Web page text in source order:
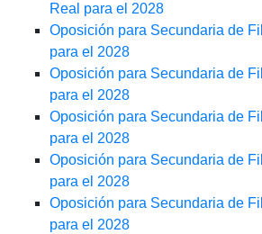
Real para el 2028
Oposición para Secundaria de
para el 2028
Oposición para Secundaria de
para el 2028
Oposición para Secundaria de
para el 2028
Oposición para Secundaria de
para el 2028
Oposición para Secundaria de
para el 2028